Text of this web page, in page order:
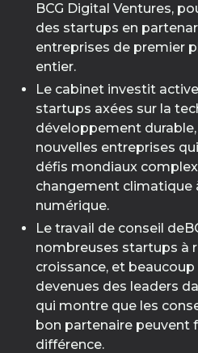
BCG Digital Ventures,
des startups en
entreprises de premier
entier.
Le cabinet investit
startups axées sur la
développement
nouvelles entreprises
défis mondiaux
changement climatique
numérique.
Le travail de conseil
nombreuses startups à
croissance, et
devenues des leaders
qui montre que les
bon partenaire peuvent
différence.